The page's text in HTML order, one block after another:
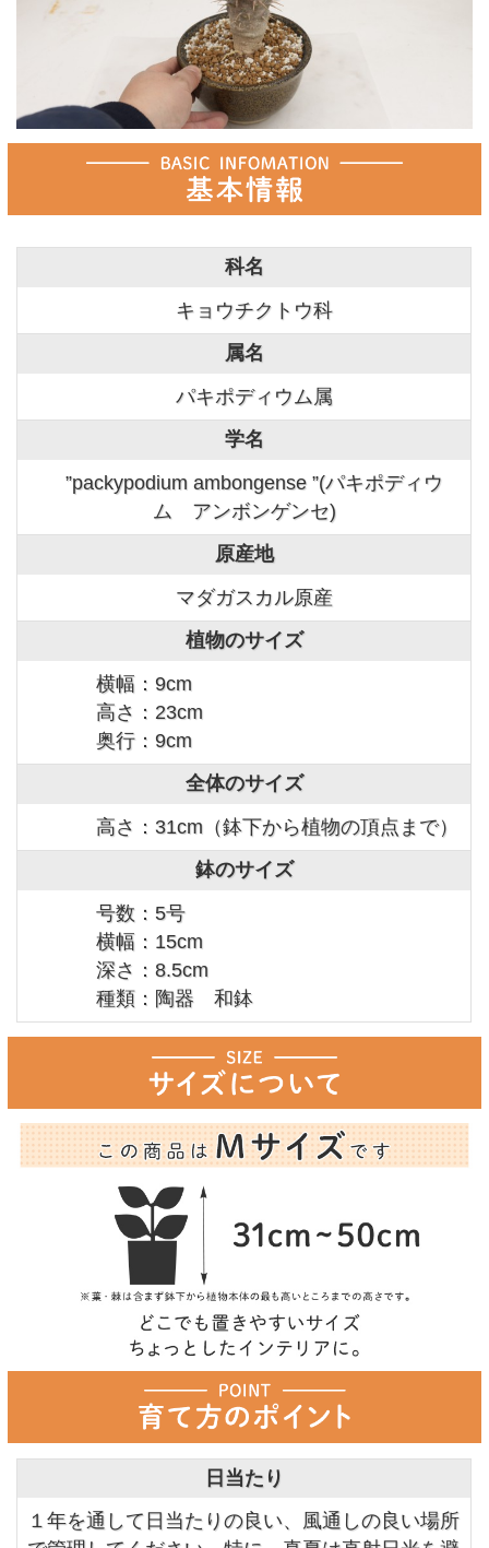
科名
キョウチクトウ科
属名
パキポディウム属
学名
”packypodium ambongense ”(パキポディウ
ム アンボンゲンセ)
原産地
マダガスカル原産
植物のサイズ
横幅：9cm
高さ：23cm
奥行：9cm
全体のサイズ
高さ：31cm（鉢下から植物の頂点まで）
鉢のサイズ
号数：5号
横幅：15cm
深さ：8.5cm
種類：陶器 和鉢
日当たり
１年を通して日当たりの良い、風通しの良い場所